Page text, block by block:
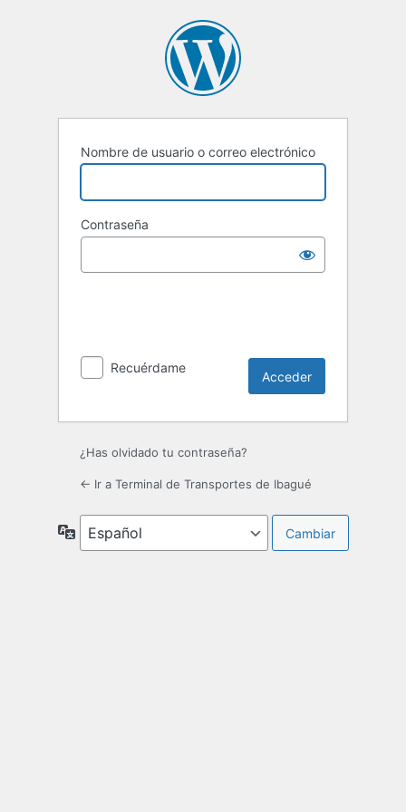
Nombre de usuario o correo electrónico
Contraseña
Recuérdame
¿Has olvidado tu contraseña?
← Ir a Terminal de Transportes de Ibagué
Idioma